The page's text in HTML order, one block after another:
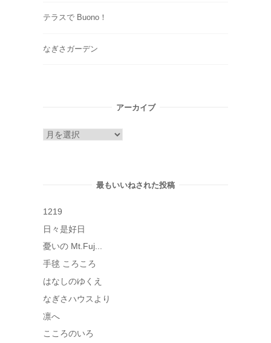
テラスで Buono！
なぎさガーデン
アーカイブ
ア
最もいいねされた投稿
1219
日々是好日
憂いの Mt.Fuj...
手毬 ころころ
はなしのゆくえ
なぎさハウスより
凛へ
こころのいろ